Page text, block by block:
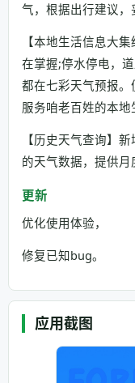
气，根据出行建议
【本地生活信息大
在掌握;停水停电，
都在七彩天气预报
服务咱老百姓的本
【历史天气查询】
的天气数据，提供月
更新
优化使用体验，
修复已知bug。
应用截图